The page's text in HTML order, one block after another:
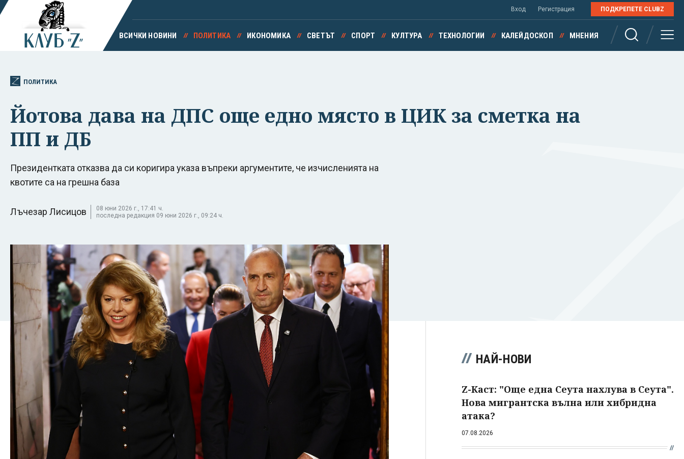
Вход Регистрация ПОДКРЕПЕТЕ CLUBZ
ВСИЧКИ НОВИНИ ПОЛИТИКА ИКОНОМИКА СВЕТЪТ СПОРТ КУЛТУРА ТЕХНОЛОГИИ КАЛЕЙДОСКОП МНЕНИЯ
ПОЛИТИКА
Йотова дава на ДПС още едно място в ЦИК за сметка на
ПП и ДБ
Президентката отказва да си коригира указа въпреки аргументите, че изчисленията на
квотите са на грешна база
Лъчезар Лисицов
08 юни 2026 г., 17:41 ч.
последна редакция 09 юни 2026 г., 09:24 ч.
НАЙ-НОВИ
Z-Каст: "Още една Сеута нахлува в Сеута".
Нова мигрантска вълна или хибридна
атака?
07.08.2026